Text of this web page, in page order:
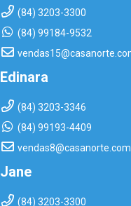
(84) 3203-3300
(84) 99184-9532
Edinara
(84) 3203-3346
(84) 99193-4409
Jane
(84) 3203-3300